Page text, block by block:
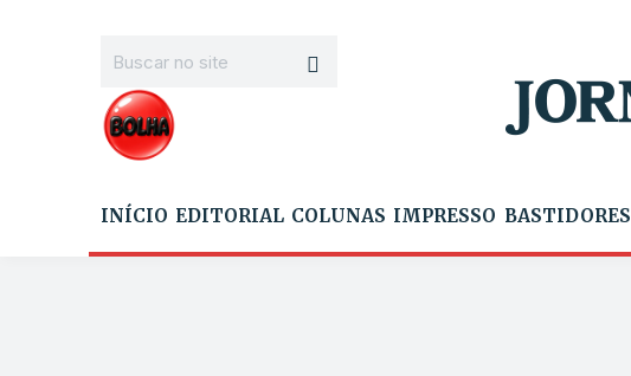
INÍCIO EDITORIAL COLUNAS IMPRESSO BASTIDORES